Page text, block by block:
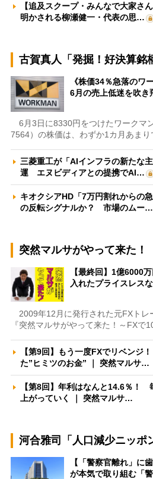
【追及スクープ・みんなで大家さ
明かされる柳瀬健一・代表の思…
古賀真人「発掘！好決算銘
《株価34％急落のワ
6月の売上低迷を吹
6月3日に8330円をつけたワークマ
7564）の株価は、わずか1カ月あまり
三菱重工が「AIインフラの新たな
運 エヌビディアとの提携でAI…
キオクシアHD「7万円割れからの
の反転シグナルか？ 市場のムー…
突然マルサがやって来た！
【最終回】1億6000
入れたプライスレス
2009年12月に発行された元FXトレ
『突然マルサがやって来た！～FXで
【第9回】もう一度FXでリベンジ
た”ヒミツのお金” ｜ 突然マルサ…
【第8回】年利はなんと14.6％！
上がっていく ｜ 突然マルサ…
河合雅司「人口減少ニッポ
【「警察官離れ」に
が本気で取り組む「